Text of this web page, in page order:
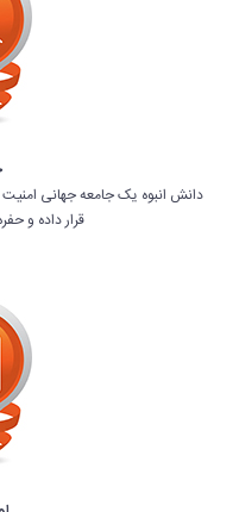
دانش انبوه یک جامعه جهانی
قرار داده و